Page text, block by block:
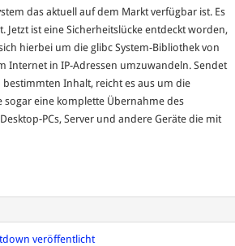
das aktuell auf dem Markt verfügbar ist. Es
ist eine Sicherheitslücke entdeckt worden,
hierbei um die glibc System-Bibliothek von
Internet in IP-Adressen umzuwandeln. Sendet
Inhalt, reicht es aus um die
eine komplette Übernahme des
PCs, Server und andere Geräte die mit
veröffentlicht